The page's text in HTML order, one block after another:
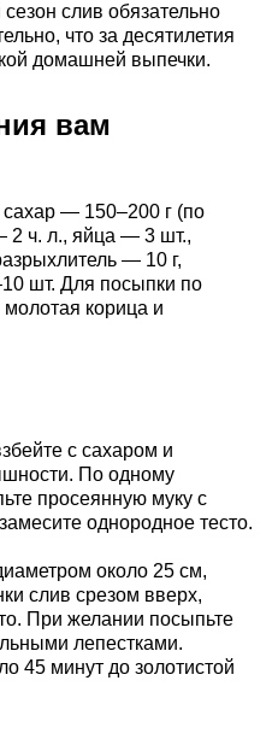
слив обязательно
что за десятилетия
домашней выпечки.
вам
— 150–200 г (по
2 ч. л., яйца — 3 шт.,
— 10 г,
шт. Для посыпки по
корица и
с сахаром и
По одному
просеянную муку с
однородное тесто.
около 25 см,
слив срезом вверх,
При желании посыпьте
лепестками.
45 минут до золотистой